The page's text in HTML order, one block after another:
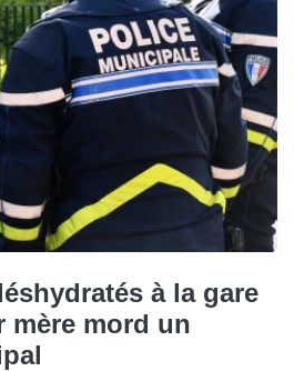
à la gare
mère mord un